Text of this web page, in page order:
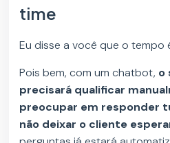
time
Eu disse a você que o tempo
Pois bem, com um chatbot, o
precisará qualificar
preocupar em responder
não deixar o cliente